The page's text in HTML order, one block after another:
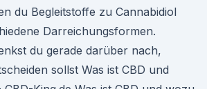
du Begleitstoffe zu Cannabidiol
Darreichungsformen.
du gerade darüber nach,
sollst Was ist CBD und